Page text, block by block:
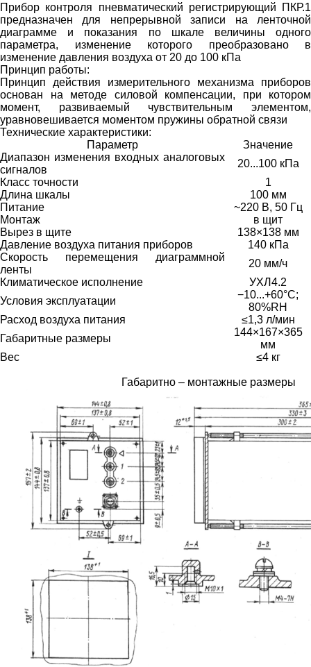
Прибор контроля пневматический регистрирующий ПКР.1
предназначен для непрерывной записи на ленточной
диаграмме и показания по шкале величины одного
параметра, изменение которого преобразовано в
изменение давления воздуха от 20 до 100 кПа
Принцип работы:
Принцип действия измерительного механизма приборов
основан на методе силовой компенсации, при котором
момент, развиваемый чувствительным элементом,
уравновешивается моментом пружины обратной связи
Технические характеристики:
Параметр
Значение
Диапазон изменения входных аналоговых
сигналов
20...100 кПа
Класс точности
1
Длина шкалы
100 мм
Питание
~220 В, 50 Гц
Монтаж
в щит
Вырез в щите
138×138 мм
Давление воздуха питания приборов
140 кПа
Скорость перемещения диаграммной
ленты
20 мм/ч
Климатическое исполнение
УХЛ4.2
Условия эксплуатации
−10...+60°C;
80%RH
Расход воздуха питания
≤1,3 л/мин
Габаритные размеры
144×167×365
мм
Вес
≤4 кг
Габаритно – монтажные размеры